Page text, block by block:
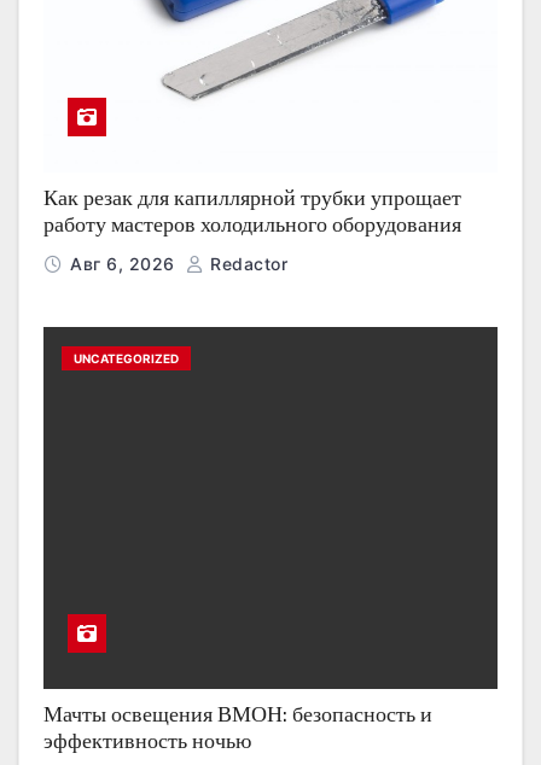
Как резак для капиллярной трубки упрощает
работу мастеров холодильного оборудования
Авг 6, 2026 Redactor
UNCATEGORIZED
Мачты освещения ВМОН: безопасность и
эффективность ночью